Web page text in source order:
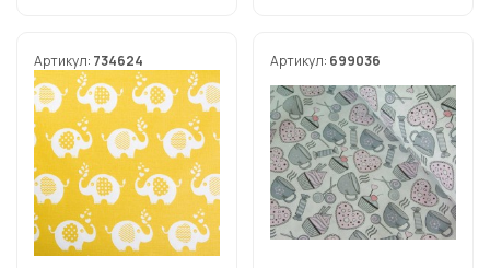
Артикул: 734624 Артикул: 699036